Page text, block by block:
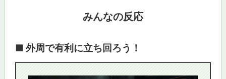
みんなの反応
■ 外周で有利に立ち回ろう！